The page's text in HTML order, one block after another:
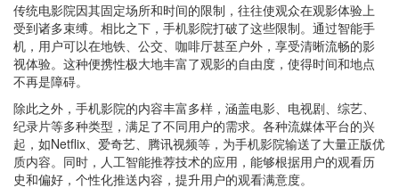
传统电影院因其固定场所和时间的限制，往往使观众在观影体验上
受到诸多束缚。相比之下，手机影院打破了这些限制。通过智能手
机，用户可以在地铁、公交、咖啡厅甚至户外，享受清晰流畅的影
视体验。这种便携性极大地丰富了观影的自由度，使得时间和地点
不再是障碍。
除此之外，手机影院的内容丰富多样，涵盖电影、电视剧、综艺、
纪录片等多种类型，满足了不同用户的需求。各种流媒体平台的兴
起，如Netflix、爱奇艺、腾讯视频等，为手机影院输送了大量正版优
质内容。同时，人工智能推荐技术的应用，能够根据用户的观看历
史和偏好，个性化推送内容，提升用户的观看满意度。